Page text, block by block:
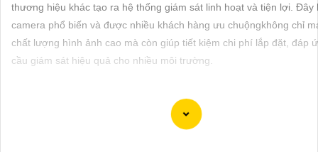
PHỤ
KIỆN
thương hiệu khác tạo ra hệ thống giám sát linh hoạt và tiện lợi. Đây
camera phổ biến và được nhiều khách hàng ưu chuộngkhông chỉ
chất lượng hình ảnh cao mà còn giúp tiết kiệm chi phí lắp đặt, đáp
cầu giám sát hiệu quả cho nhiều môi trường.